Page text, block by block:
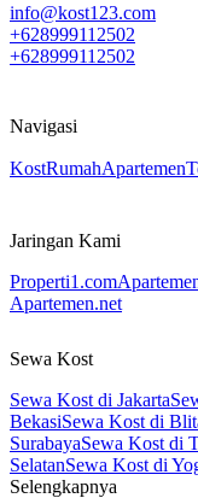
info@kost123.com
+628999112502
+628999112502
Navigasi
KostRumahApartemen
Jaringan Kami
Properti1.com
Apartemen.net
Sewa Kost
Sewa Kost di Jakarta
BekasiSewa Kost di
SurabayaSewa Kost di
SelatanSewa Kost di
Selengkapnya